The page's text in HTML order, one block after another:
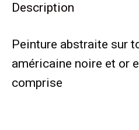
Description
Peinture abstraite sur
américaine noire et or
comprise